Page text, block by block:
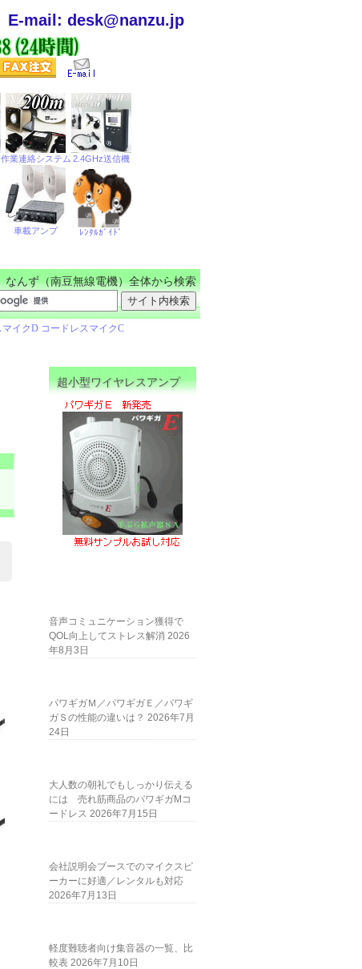
E-mail: desk@nanzu.jp
なんず（南豆無線電機）全体から検索
超小型ワイヤレスアンプ
音声コミュニケーション獲得で
QOL向上してストレス解消 2026
年8月3日
パワギガＭ／パワギガＥ／パワギ
ガＳの性能の違いは？ 2026年7月
24日
大人数の朝礼でもしっかり伝える
には 売れ筋商品のパワギガMコ
ードレス 2026年7月15日
会社説明会ブースでのマイクスピ
ーカーに好適／レンタルも対応
2026年7月13日
軽度難聴者向け集音器の一覧、比
較表 2026年7月10日